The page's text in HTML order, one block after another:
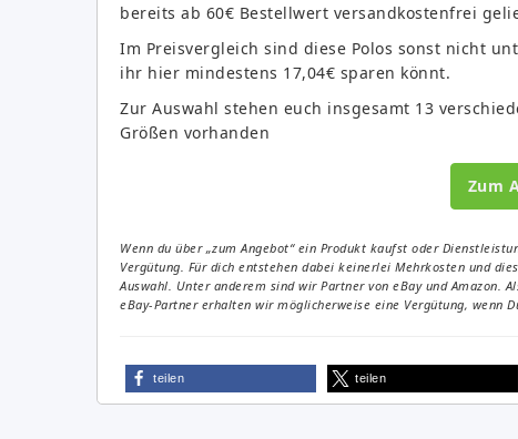
bereits ab 60€ Bestellwert versandkostenfrei
Im Preisvergleich sind diese Polos sonst nicht
ihr hier mindestens 17,04€ sparen könnt.
Zur Auswahl stehen euch insgesamt 13
Größen vorhanden
Zum
Wenn du über „zum Angebot“ ein Produkt kaufst oder
Vergütung. Für dich entstehen dabei keinerlei Mehrkosten und
Auswahl. Unter anderem sind wir Partner von eBay und Amazon.
eBay-Partner erhalten wir möglicherweise eine Vergütung, wenn
teilen teilen